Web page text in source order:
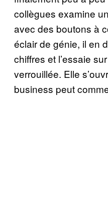
collègues examine
avec des boutons à
éclair de génie, il en
chiffres et l’essaie
verrouillée. Elle
business peut